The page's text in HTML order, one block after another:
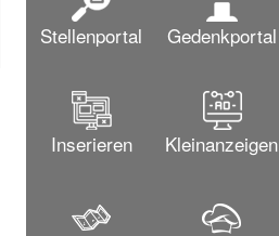
Stellenportal Gedenkportal
Inserieren Kleinanzeigen